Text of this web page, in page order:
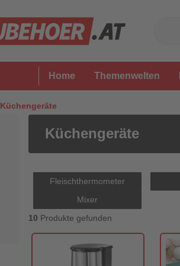
Home Themenwelten
Küchengeräte
Küchengeräte
Fleischthermometer
Mixer
10 Produkte gefunden